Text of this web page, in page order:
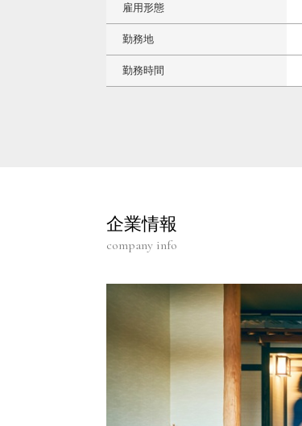
雇用形態
勤務地
勤務時間
企業情報
company info